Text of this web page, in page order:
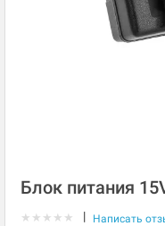
Блок питания
★ ★ ★ ★ ★ | Написать